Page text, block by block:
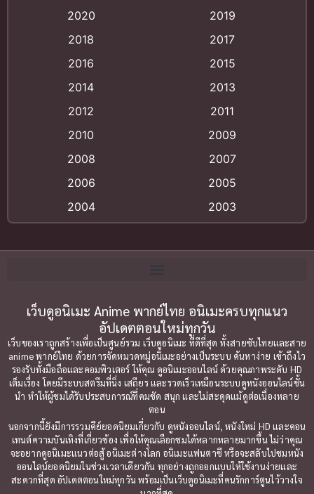
Animation อนิเมะ
Animation แอนิเมชั่น
(9)
Big tits (นมใหญ่)
Bitch (ผู้หญิงร่าน)
Bondage (ทาส)(1)
Censored (เซ็นเซอร์)(19)
Comedy (ตลก)(79)
Comedy ตลก
Comic Book การ์ตูน(1)
Coming of Age ก้าวพ้นวัย (7)
2020
2019
2018
2017
2016
2015
2014
2013
2012
2011
2010
2009
2008
2007
2006
2005
2004
2003
2000
1999
1996
1990
1989
1988
1987
1985
1984
1983
1982
1981
1980
1979
1977
1972
เว็บดูอนิเมะ Anime พากย์ไทย อนิเมะครบทุกแนว
อัปเดตตอนใหม่ทุกวัน
เว็บของเราถูกสร้างเพื่อเป็นศูนย์รวม เว็บดูอนิเมะ ที่ดีที่สุด ทั้งสายซับไทยและสาย
anime พากย์ไทย ด้วยการจัดหมวดหมู่อนิเมะอย่างเป็นระบบ ค้นหาง่าย เข้าถึงไว
รองรับทั้งมือถือและคอมพิวเตอร์ ให้คุณ ดูอนิเมะออนไลน์ ด้วยคุณภาพระดับ HD
เต็มเรื่อง โดยมีระบบสตรีมที่นิ่ง เสถียร และรวดเร็วเหมือนระบบดูหนังออนไลน์ชั้น
นำ ทำให้ผู้ชมได้รับประสบการณ์ที่คมชัด สนุก และไม่สะดุดแม้ดูต่อเนื่องหลาย
ตอน
นอกจากนี้ยังมีการรวมคีย์ยอดนิยมเกี่ยวกับ ดูหนังออนไลน์, หนังใหม่ HD และคอน
เทนต์ความบันเทิงที่เกี่ยวข้อง เพื่อให้คุณเลือกชมได้หลากหลายมากขึ้น ไม่ว่าคุณ
จะอยากดูอนิเมะแนวต่อสู้ อนิเมะต่างโลก อนิเมะแฟนตาซี หรือจะสลับไปชมหนัง
ออนไลน์ยอดนิยมในช่วงเวลาเดียวกัน ทุกอย่างถูกออกแบบให้ใช้งานง่ายและ
สะดวกที่สุด อัปเดตตอนใหม่ทุกวัน พร้อมเป็นเว็บดูอนิเมะที่คนรักการ์ตูนไว้วางใจ